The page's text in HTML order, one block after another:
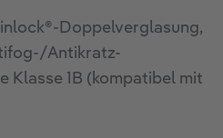
Doppelverglasung,
Antikratz-
Klasse 1B (kompatibel mit